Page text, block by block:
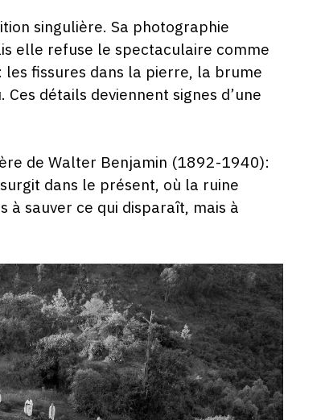
singulière. Sa photographie
elle refuse le spectaculaire comme
fissures dans la pierre, la brume
détails deviennent signes d’une
de Walter Benjamin (1892-1940):
dans le présent, où la ruine
à sauver ce qui disparaît, mais à